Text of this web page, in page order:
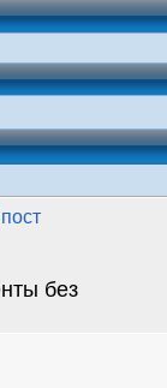
пост
без